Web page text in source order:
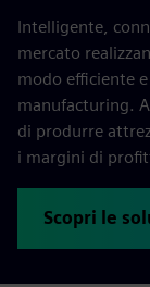
Intelligente,
mercato
modo efficiente
manufacturing.
di produrre
i margini di
Scopri le